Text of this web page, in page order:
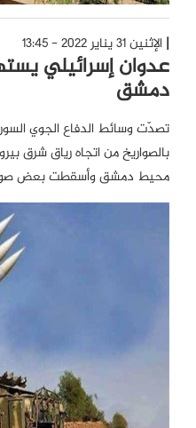
الإثنين 31 يناير 2022 - 13:45
عدوان إسرائيلي
دمشق
تصدّت وسائط الدفاع الجوي
بالصواريخ من اتجاه رياق شرق
محيط دمشق وأسقطت بعض